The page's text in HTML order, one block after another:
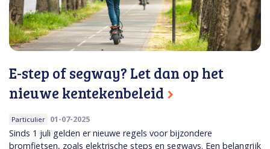
E-step of segway? Let dan op het
nieuwe kentekenbeleid
Particulier 01-07-2025
Sinds 1 juli gelden er nieuwe regels voor bijzondere
bromfietsen, zoals elektrische steps en segways. Een belangrijk